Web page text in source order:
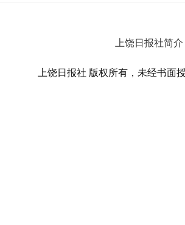
上饶日报社简介
上饶日报社 版权所有，未经书面